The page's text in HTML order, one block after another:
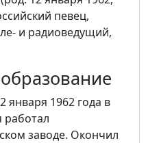
певец,
и радиоведущий,
января 1962 года в
работал
заводе. Окончил